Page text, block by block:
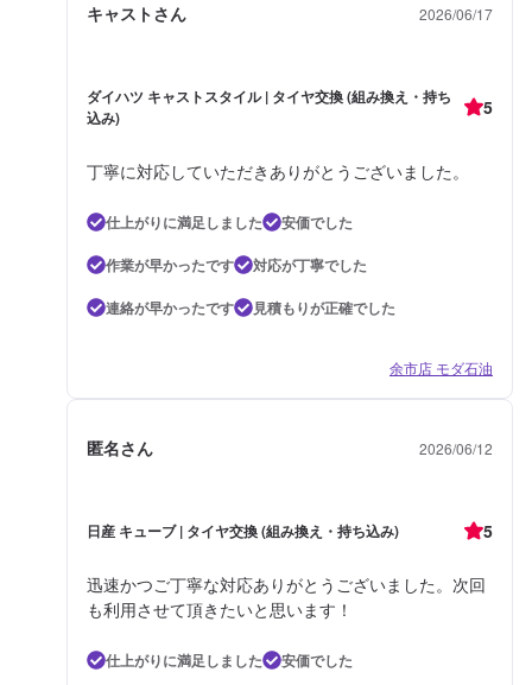
キャストさん 2026/06/17
ダイハツ キャストスタイル | タイヤ交換 (組み換え・持ち
込み)
5
丁寧に対応していただきありがとうございました。
仕上がりに満足しました
安価でした
作業が早かったです
対応が丁寧でした
連絡が早かったです
見積もりが正確でした
余市店 モダ石油
匿名さん 2026/06/12
日産 キューブ | タイヤ交換 (組み換え・持ち込み) 5
迅速かつご丁寧な対応ありがとうございました。次回
も利用させて頂きたいと思います！
仕上がりに満足しました
安価でした